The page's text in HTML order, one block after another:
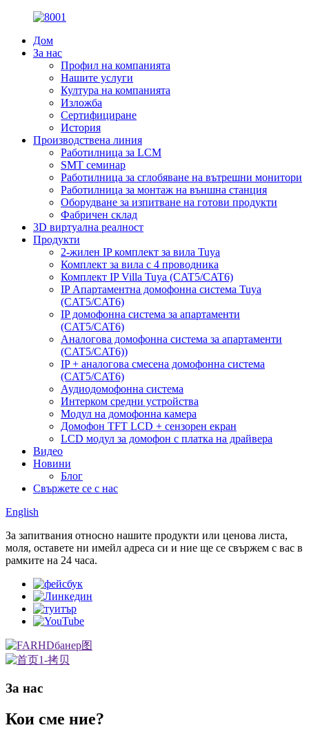
Дом
За нас
Профил на компанията
Нашите услуги
Култура на компанията
Изложба
Сертифициране
История
Производствена линия
Работилница за LCM
SMT семинар
Работилница за сглобяване на вътрешни монитори
Работилница за монтаж на външна станция
Оборудване за изпитване на готови продукти
Фабричен склад
3D виртуална реалност
Продукти
2-жилен IP комплект за вила Tuya
Комплект за вила с 4 проводника
Комплект IP Villa Tuya (CAT5/CAT6)
IP Апартаментна домофонна система Tuya
(CAT5/CAT6)
IP домофонна система за апартаменти
(CAT5/CAT6)
Аналогова домофонна система за апартаменти
(CAT5/CAT6))
IP + аналогова смесена домофонна система
(CAT5/CAT6)
Аудиодомофонна система
Интерком средни устройства
Модул на домофонна камера
Домофон TFT LCD + сензорен екран
LCD модул за домофон с платка на драйвера
Видео
Новини
Блог
Свържете се с нас
English
За запитвания относно нашите продукти или ценова листа,
моля, оставете ни имейл адреса си и ние ще се свържем с вас в
рамките на 24 часа.
За нас
Кои сме ние?